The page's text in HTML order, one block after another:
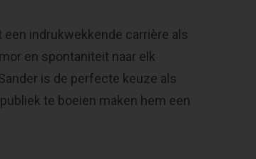
indrukwekkende carrière als
en spontaniteit naar elk
is de perfecte keuze als
te boeien maken hem een